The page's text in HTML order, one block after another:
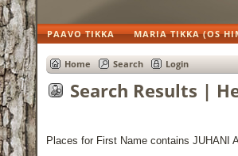
PAAVO TIKKA MARIA TIKKA (OS
Home Search Login
Search Results |
Places for First Name contains JUHANI